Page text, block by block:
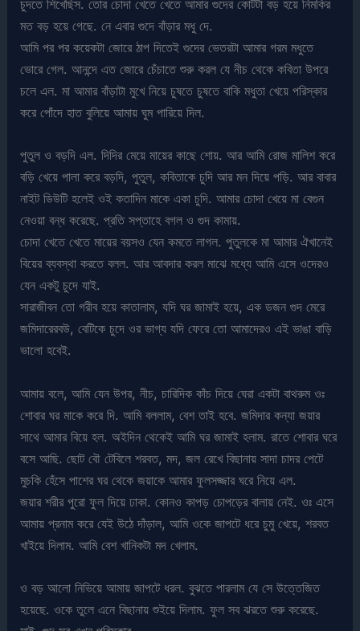
চুদতে শিখেছিস. তোর চোদা খেতে খেতে আমার গুদের কোটটা বড় হয়ে নিমকির
মত বড় হয়ে গেছে. নে এবার গুদে বাঁড়ার মধু দে.
আমি পর পর কয়েকটা জোরে ঠাপ দিতেই গুদের ভেতরটা আমার গরম মধুতে
ভোরে গেল. আনন্দে এত জোরে চেঁচাতে শুরু করল যে নীচ থেকে কবিতা উপরে
চলে এল. মা আমার বাঁড়াটা মুখে নিয়ে চুষতে চুষতে বাকি মধুতা খেয়ে পরিস্কার
করে পোঁদে হাত বুলিয়ে আমায় ঘুম পারিয়ে দিল.
পুতুল ও বড়দি এল. দিদির মেয়ে মায়ের কাছে শোয়. আর আমি রোজ মালিশ করে
বড়ি খেয়ে পালা করে বড়দি, পুতুল, কবিতাকে চুদি আর মন দিয়ে পড়ি. আর বাবার
নাইট ডিউটি হলেই ওই কতাদিন মাকে একা চুদি. আমার চোদা খেয়ে মা বেগুন
নেওয়া বন্ধ করেছে. প্রতি সপ্তাহে বগল ও গুদ কামায়.
চোদা খেতে খেতে মায়ের বয়সও যেন কমতে লাগল. পুতুলকে মা আমার ঐখানেই
বিয়ের ব্যবস্থা করতে বলল. আর আবদার করল মাঝে মধ্যে আমি এসে ওদেরও
যেন একটু চুদে যাই.
সারাজীবন তো গরীব হয়ে কাতালাম, যদি ঘর জামাই হয়ে, এক ডজন গুদ মেরে
জমিদারেরবউ, বেটিকে চুদে ওর ভাগ্য যদি ফেরে তো আমাদেরও এই ভাঙা বাড়ি
ভালো হবেই.
আমায় বলে, আমি যেন উপর, নীচ, চারিদিক কাঁচ দিয়ে ঘেরা একটা বাথরুম ওঃ
শোবার ঘর মাকে করে দি. আমি বললাম, বেশ তাই হবে. জমিদার কন্যা জয়ার
সাথে আমার বিয়ে হল. অইদিন থেকেই আমি ঘর জামাই হলাম. রাতে শোবার ঘরে
বসে আছি. ছোট বৌ টেবিলে শরবত, মদ, জল রেখে বিছানায় সাদা চাদর পেটে
মুচকি হেঁসে পাশের ঘর থেকে জয়াকে আমার ফুলসজ্জার ঘরে নিয়ে এল.
জয়ার শরীর পুরো ফুল দিয়ে ঢাকা. কোনও কাপড় চোপড়ের বালায় নেই. ওঃ এসে
আমায় প্রনাম করে যেই উঠে দাঁড়াল, আমি ওকে জাপটে ধরে চুমু খেয়ে, শরবত
খাইয়ে দিলাম. আমি বেশ খানিকটা মদ খেলাম.
ও বড় আলো নিভিয়ে আমায় জাপটে ধরল. বুঝতে পারলাম যে সে উত্তেজিত
হয়েছে. ওকে তুলে এনে বিছানায় শুইয়ে দিলাম. ফুল সব ঝরতে শুরু করেছে.